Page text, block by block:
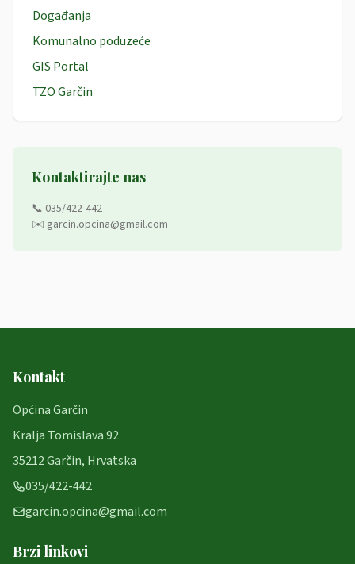
Događanja
Komunalno poduzeće
GIS Portal
TZO Garčin
Kontaktirajte nas
📞 035/422-442
✉️ garcin.opcina@gmail.com
Kontakt
Općina Garčin
Kralja Tomislava 92
35212 Garčin, Hrvatska
035/422-442
garcin.opcina@gmail.com
Brzi linkovi